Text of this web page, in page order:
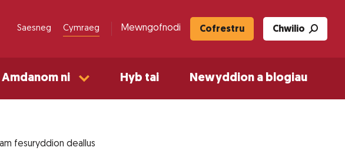
Saesneg Cymraeg Mewngofnodi Cofrestru Chwilio
Amdanom ni Hyb tai Newyddion a blogiau
fesuryddion deallus